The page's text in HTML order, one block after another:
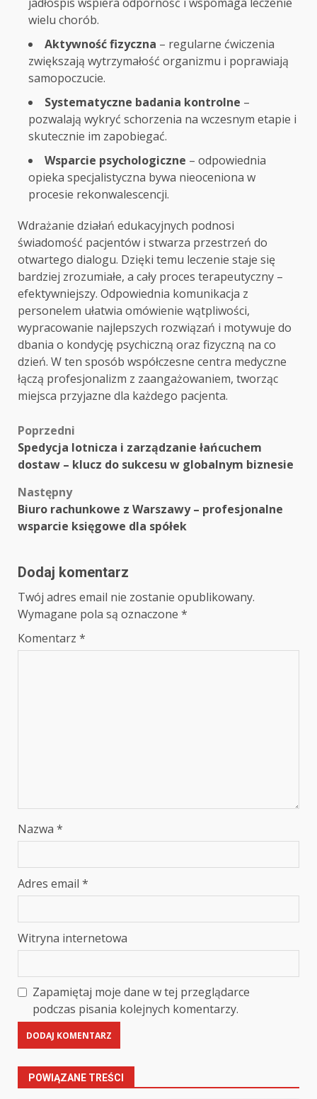
wielu chorób.
Aktywność fizyczna – regularne ćwiczenia
zwiększają wytrzymałość organizmu i poprawiają
samopoczucie.
Systematyczne badania kontrolne –
pozwalają wykryć schorzenia na wczesnym etapie i
skutecznie im zapobiegać.
Wsparcie psychologiczne – odpowiednia
opieka specjalistyczna bywa nieoceniona w
procesie rekonwalescencji.
Wdrażanie działań edukacyjnych podnosi
świadomość pacjentów i stwarza przestrzeń do
otwartego dialogu. Dzięki temu leczenie staje się
bardziej zrozumiałe, a cały proces terapeutyczny –
efektywniejszy. Odpowiednia komunikacja z
personelem ułatwia omówienie wątpliwości,
wypracowanie najlepszych rozwiązań i motywuje do
dbania o kondycję psychiczną oraz fizyczną na co
dzień. W ten sposób współczesne centra medyczne
łączą profesjonalizm z zaangażowaniem, tworząc
miejsca przyjazne dla każdego pacjenta.
Zobacz
wpisy
Poprzedni
Spedycja lotnicza i zarządzanie łańcuchem
dostaw – klucz do sukcesu w globalnym biznesie
Następny
Biuro rachunkowe z Warszawy – profesjonalne
wsparcie księgowe dla spółek
Dodaj komentarz
Twój adres email nie zostanie opublikowany.
Wymagane pola są oznaczone *
Komentarz *
Nazwa *
Adres email *
Witryna internetowa
Zapamiętaj moje dane w tej przeglądarce
podczas pisania kolejnych komentarzy.
POWIĄZANE TREŚCI